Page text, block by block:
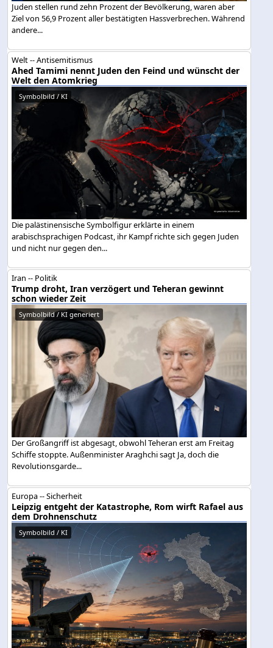
Juden stellen rund zehn Prozent der Bevölkerung, waren aber
Ziel von 56,9 Prozent aller bestätigten Hassverbrechen. Während
andere...
Welt -- Antisemitismus
Ahed Tamimi nennt Juden den Feind und wünscht der
Welt den Atomkrieg
Symbolbild / KI
Die palästinensische Symbolfigur erklärte in einem
arabischsprachigen Podcast, ihr Kampf richte sich gegen Juden
und nicht nur gegen den...
Iran -- Politik
Trump droht, Iran verzögert und Teheran gewinnt
schon wieder Zeit
Symbolbild / KI generiert
Der Großangriff ist abgesagt, obwohl Teheran erst am Freitag
Schiffe stoppte. Außenminister Araghchi sagt Ja, doch die
Revolutionsgarde...
Europa -- Sicherheit
Leipzig entgeht der Katastrophe, Rom wirft Rafael aus
dem Drohnenschutz
Symbolbild / KI